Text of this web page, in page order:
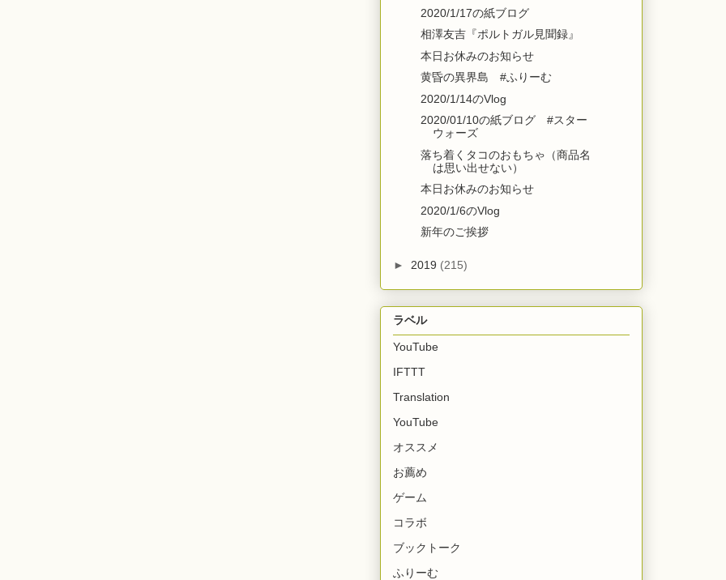
2020/1/17の紙ブログ
相澤友吉『ポルトガル見聞録』
本日お休みのお知らせ
黄昏の異界島 #ふりーむ
2020/1/14のVlog
2020/01/10の紙ブログ #スター
ウォーズ
落ち着くタコのおもちゃ（商品名
は思い出せない）
本日お休みのお知らせ
2020/1/6のVlog
新年のご挨拶
► 2019 (215)
ラベル
YouTube
IFTTT
Translation
YouTube
オススメ
お薦め
ゲーム
コラボ
ブックトーク
ふりーむ